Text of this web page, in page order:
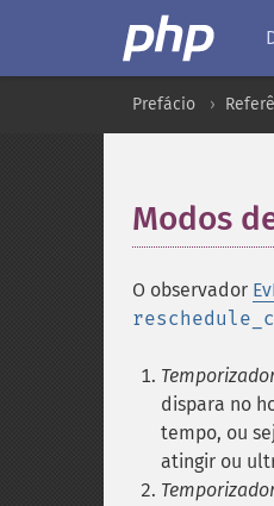
Prefácio
Modos
O observador
dispara no
tempo, ou
atingir ou